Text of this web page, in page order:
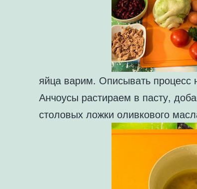
яйца варим. Описывать процесс
Анчоусы растираем в пасту,
столовых ложки оливкового